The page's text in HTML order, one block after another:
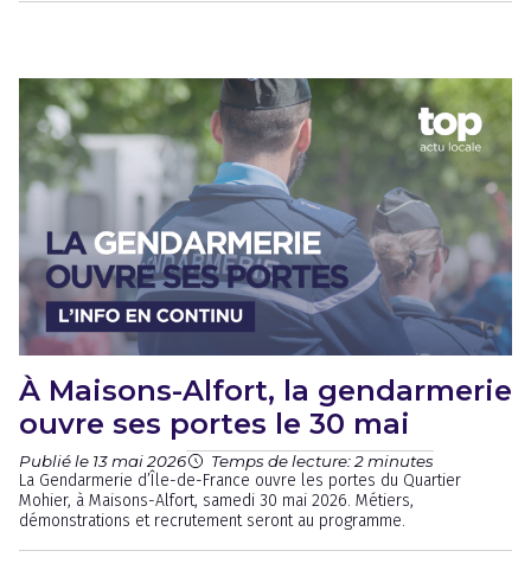
À Maisons-Alfort, la gendarmerie
ouvre ses portes le 30 mai
Publié le 13 mai 2026 Temps de lecture: 2 minutes
La Gendarmerie d’Île-de-France ouvre les portes du Quartier
Mohier, à Maisons-Alfort, samedi 30 mai 2026. Métiers,
démonstrations et recrutement seront au programme.